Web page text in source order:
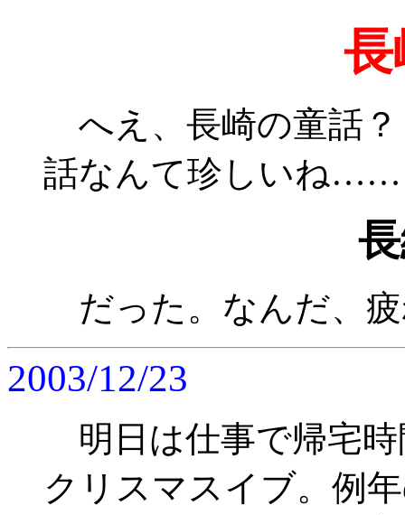
長
へえ、長崎の童話
話なんて珍しいね……
だった。なんだ、
2003/12/23
明日は仕事で帰宅時
クリスマスイブ。例